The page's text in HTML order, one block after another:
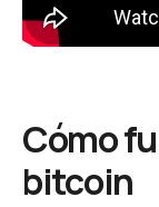
Cómo
bitcoin